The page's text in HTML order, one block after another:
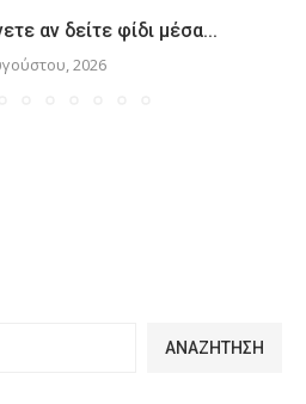
αν δείτε φίδι μέσα...
2026
ΑΝΑΖΉΤΗΣΗ